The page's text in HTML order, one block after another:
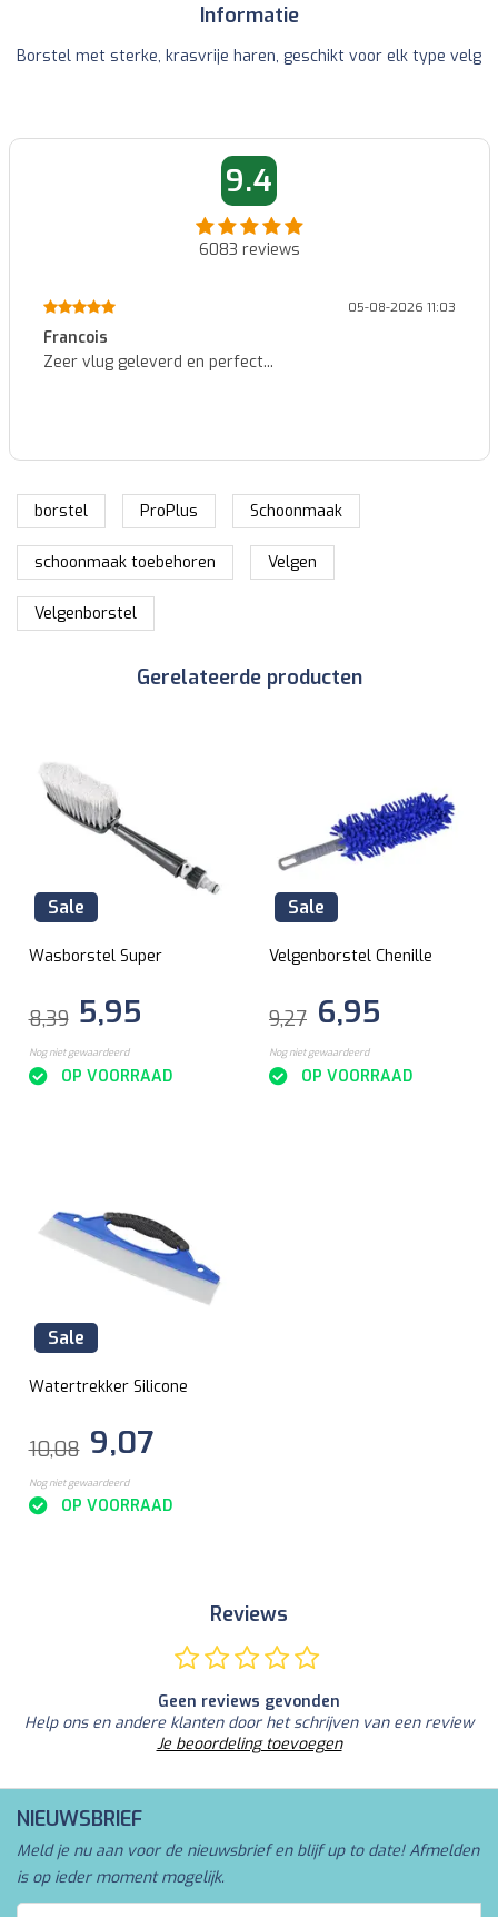
Informatie
Borstel met sterke, krasvrije haren, geschikt voor elk type velg
9.4
6083 reviews
01-08-2026
Patrick
Identieke nummerplaat zoals de originele, zeer goede
borstel ProPlus Schoonmaak
schoonmaak toebehoren Velgen
Velgenborstel
Gerelateerde producten
Sale
Wasborstel Super
8,39 5,95
Nog niet gewaardeerd
OP VOORRAAD
Sale
Velgenborstel Chenille
9,27 6,95
Nog niet gewaardeerd
OP VOORRAAD
Sale
Watertrekker Silicone
10,08 9,07
Nog niet gewaardeerd
OP VOORRAAD
Reviews
Geen reviews gevonden
Help ons en andere klanten door het schrijven van een review
Je beoordeling toevoegen
NIEUWSBRIEF
Meld je nu aan voor de nieuwsbrief en blijf up to date! Afmelden
is op ieder moment mogelijk.